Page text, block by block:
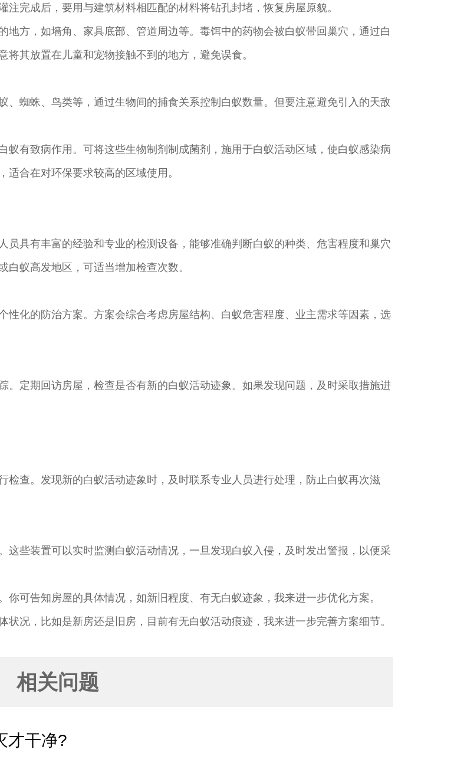
完成后，要用与建筑材料相匹配的材料将钻孔封堵，恢复房屋原貌。
方，如墙角、家具底部、管道周边等。毒饵中的药物会被白蚁带回巢穴，通过白
其放置在儿童和宠物接触不到的地方，避免误食。
、蜘蛛、鸟类等，通过生物间的捕食关系控制白蚁数量。但要注意避免引入的天敌
有致病作用。可将这些生物制剂制成菌剂，施用于白蚁活动区域，使白蚁感染病
合在对环保要求较高的区域使用。
具有丰富的经验和专业的检测设备，能够准确判断白蚁的种类、危害程度和巢穴
蚁高发地区，可适当增加检查次数。
性化的防治方案。方案会综合考虑房屋结构、白蚁危害程度、业主需求等因素，选
。定期回访房屋，检查是否有新的白蚁活动迹象。如果发现问题，及时采取措施进
检查。发现新的白蚁活动迹象时，及时联系专业人员进行处理，防止白蚁再次滋
这些装置可以实时监测白蚁活动情况，一旦发现白蚁入侵，及时发出警报，以便采
可告知房屋的具体情况，如新旧程度、有无白蚁迹象，我来进一步优化方案。
况，比如是新房还是旧房，目前有无白蚁活动痕迹，我来进一步完善方案细节。
相关问题
才干净?